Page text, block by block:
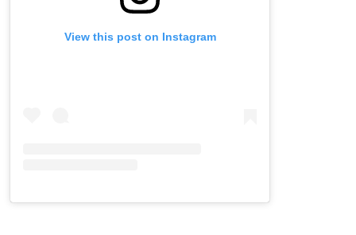
View this post on Instagram